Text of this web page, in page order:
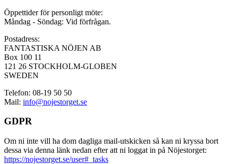
Öppettider för personligt möte:
Måndag - Söndag: Vid förfrågan.
Postadress:
FANTASTISKA NÖJEN AB
Box 100 11
121 26 STOCKHOLM-GLOBEN
SWEDEN
Telefon: 08-19 50 50
Mail: info@nojestorget.se
GDPR
Om ni inte vill ha dom dagliga mail-utskicken så kan ni kryssa bort
dessa via denna länk nedan efter att ni loggat in på Nöjestorget:
https://nojestorget.se/user#_tasks